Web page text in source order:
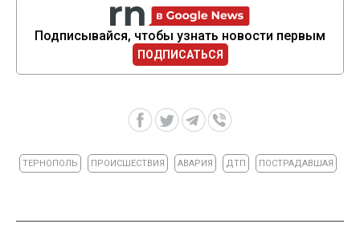
Подписывайся, чтобы узнать новости первым
ПОДПИСАТЬСЯ
ТЕРНОПОЛЬ ПРОИСШЕСТВИЯ АВАРИЯ ДТП ПОСТРАДАВШАЯ